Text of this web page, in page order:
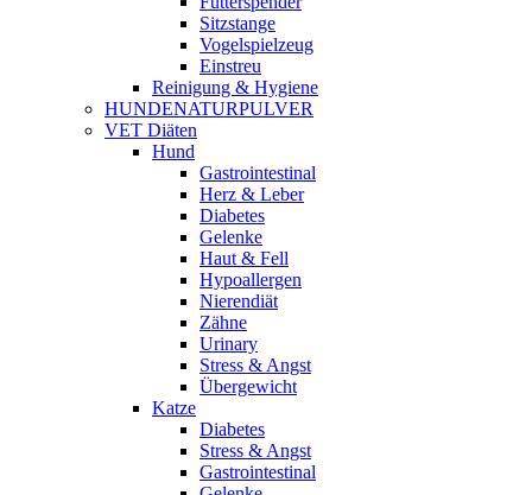
Sitzstange
Vogelspielzeug
Einstreu
Reinigung & Hygiene
HUNDENATURPULVER
VET Diäten
Hund
Gastrointestinal
Herz & Leber
Diabetes
Gelenke
Haut & Fell
Hypoallergen
Nierendiät
Zähne
Urinary
Stress & Angst
Übergewicht
Katze
Diabetes
Stress & Angst
Gastrointestinal